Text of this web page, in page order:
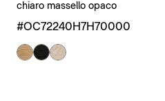
chiaro massello opaco
#OC72240H7H70000